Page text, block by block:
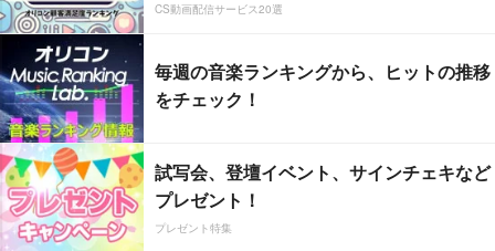
CS動画配信サービス20選
毎週の音楽ランキングから、ヒットの推移
をチェック！
試写会、登壇イベント、サインチェキなど
プレゼント！
プレゼント特集